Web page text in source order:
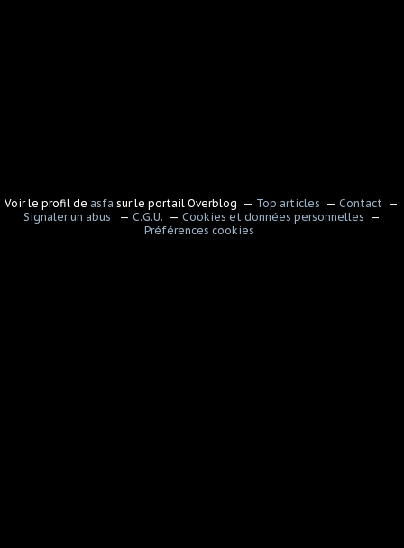
Voir le profil de asfa sur le portail Overblog Top articles
Contact
Signaler un abus
C.G.U.
Cookies et données personnelles
Préférences cookies